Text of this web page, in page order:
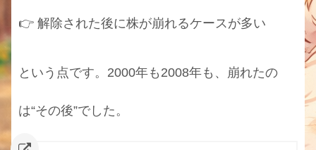
👉 解除された後に株が崩れるケースが多い
という点です。2000年も2008年も、崩れたの
は“その後”でした。